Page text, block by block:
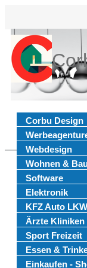
Corbu Design
Webdesign
Wohnen &
Software
Elektronik
KFZ Auto LKW
Ärzte Kliniken
Sport Freizeit
Essen &
Einkaufen -